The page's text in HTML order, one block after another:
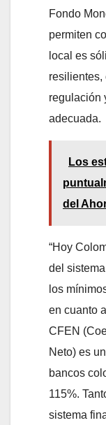
Fondo
permiten
local es
resilientes,
regulación
adecuada.
Los
del
“Hoy
del
los
en cuanto
CFEN
Neto) es
bancos
115%.
sistema